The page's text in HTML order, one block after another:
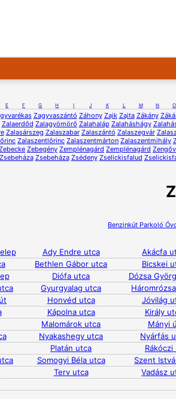
E F G H I J K L M N O
Zagyvaszántó Záhony Zajk Zajta Zákány
Zalaerdőd Zalagyömörő Zalahaláp Zalaháshágy
Zalasárszeg Zalaszabar Zalaszántó Zalaszegvár
Zalaszentlőrinc Zalaszentmárton Zalaszentmihály
Zebegény Zemplénagárd Zemplénagárd
Zsebeháza Zsebeháza Zsédeny Zselickisfalud
Benzinkút Parkoló
Ady Endre utca
Akácfa
Bethlen Gábor utca
Bicskei
Diófa utca
Dózsa
Gyurgyalag utca
Honvéd utca
Jóvilág
Kápolna utca
Király
Malomárok utca
Mányi
Nyakashegy utca
Nyárfás
Platán utca
Rákóczi
Somogyi Béla utca
Szent
Terv utca Vadász